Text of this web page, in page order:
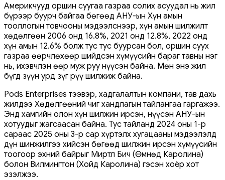
Америкчууд оршин суугаа газраа солих асуудал нь жил
бүрээр буурч байгаа бөгөөд АНУ-ын Хүн амын
тооллогын товчооны мэдээлснээр, хүн амын шилжилт
хөдөлгөөн 2006 онд 16.8%, 2021 онд 12.8%, 2022 онд
хүн амын 12.6% болж тус тус буурсан бол, оршин суух
газраа өөрчлөхөөр шийдсэн хүмүүсийн бараг тавны нэг
нь, ихэвчлэн өөр муж руу нүүсэн байна. Мөн энэ жил
бүгд зүүн урд зүг рүү шилжиж байна.
Pods Enterprises тээвэр, хадгалалтын компани, тав дахь
жилдээ Хөдөлгөөний чиг хандлагын тайлангаа гаргажээ.
Энд хамгийн олон хүн шилжин ирсэн, нүүсэн АНУ-ын
хотуудыг жагсаасан байна. Тус тайланд 2024 оны 1-р
сараас 2025 оны 3-р сар хүртэлх хугацааны мэдээлэлд
дүн шинжилгээ хийсэн бөгөөд шилжин ирсэн хүмүүсийн
тоогоор эхний байрыг Миртл Бич (Өмнөд Каролина)
болон Вилмингтон (Хойд Каролина) гэсэн хоёр хот
эзэлжээ.